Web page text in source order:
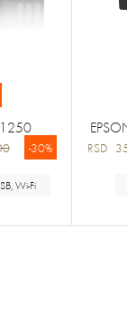
-30%
Wi-Fi
RSD